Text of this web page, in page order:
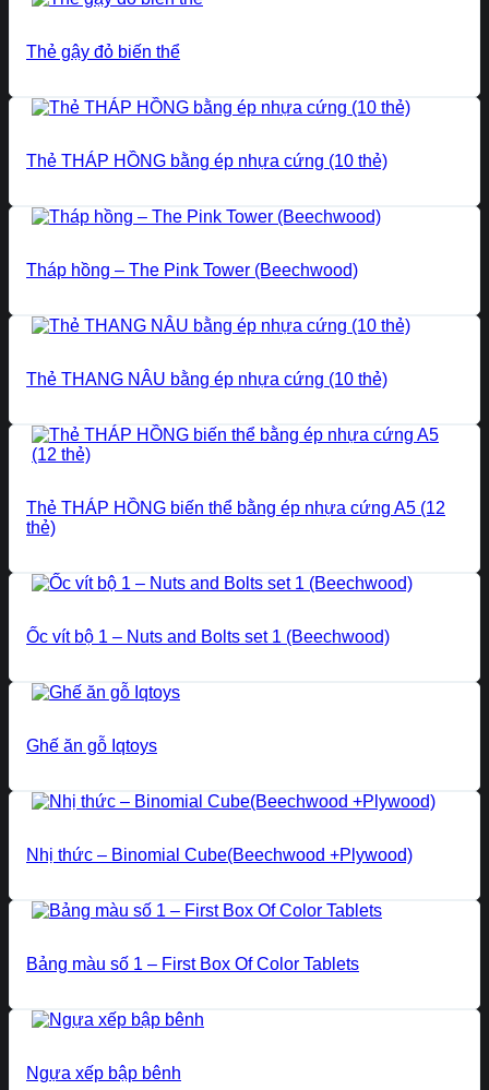
Thẻ gậy đỏ biến thể
Thẻ THÁP HỒNG bằng ép nhựa cứng (10 thẻ)
Tháp hồng – The Pink Tower (Beechwood)
Thẻ THANG NÂU bằng ép nhựa cứng (10 thẻ)
Thẻ THÁP HỒNG biến thể bằng ép nhựa cứng A5 (12
thẻ)
Ốc vít bộ 1 – Nuts and Bolts set 1 (Beechwood)
Ghế ăn gỗ Iqtoys
Nhị thức – Binomial Cube(Beechwood +Plywood)
Bảng màu số 1 – First Box Of Color Tablets
Ngựa xếp bập bênh